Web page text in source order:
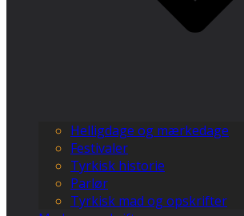
Helligdage og mærkedage
Festivaler
Tyrkisk historie
Parlør
Tyrkisk mad og opskrifter